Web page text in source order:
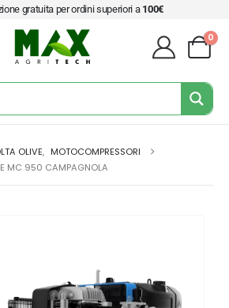
gratuita per ordini superiori a 100€
0
OLIVE, MOTOCOMPRESSORI
MC 950 CAMPAGNOLA